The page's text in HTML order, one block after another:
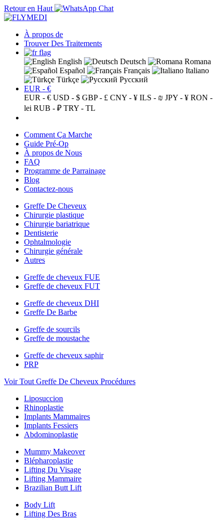
Retour en Haut
À propos de
Trouver Des Traitements
English Deutsch
Romana
Español
Français
Italiano
Türkçe
Русский
EUR - €
EUR - € USD - $ GBP - £ CNY - ¥ ILS - ₪ JPY - ¥ RON -
lei RUB - ₽ TRY - TL
Comment Ça Marche
Guide Pré-Op
À propos de Nous
FAQ
Programme de Parrainage
Blog
Contactez-nous
Greffe De Cheveux
Chirurgie plastique
Chirurgie bariatrique
Dentisterie
Ophtalmologie
Chirurgie générale
Autres
Greffe de cheveux FUE
Greffe de cheveux FUT
Greffe de cheveux DHI
Greffe De Barbe
Greffe de sourcils
Greffe de moustache
Greffe de cheveux saphir
PRP
Voir Tout Greffe De Cheveux Procédures
Liposuccion
Rhinoplastie
Implants Mammaires
Implants Fessiers
Abdominoplastie
Mummy Makeover
Blépharoplastie
Lifting Du Visage
Lifting Mammaire
Brazilian Butt Lift
Body Lift
Lifting Des Bras